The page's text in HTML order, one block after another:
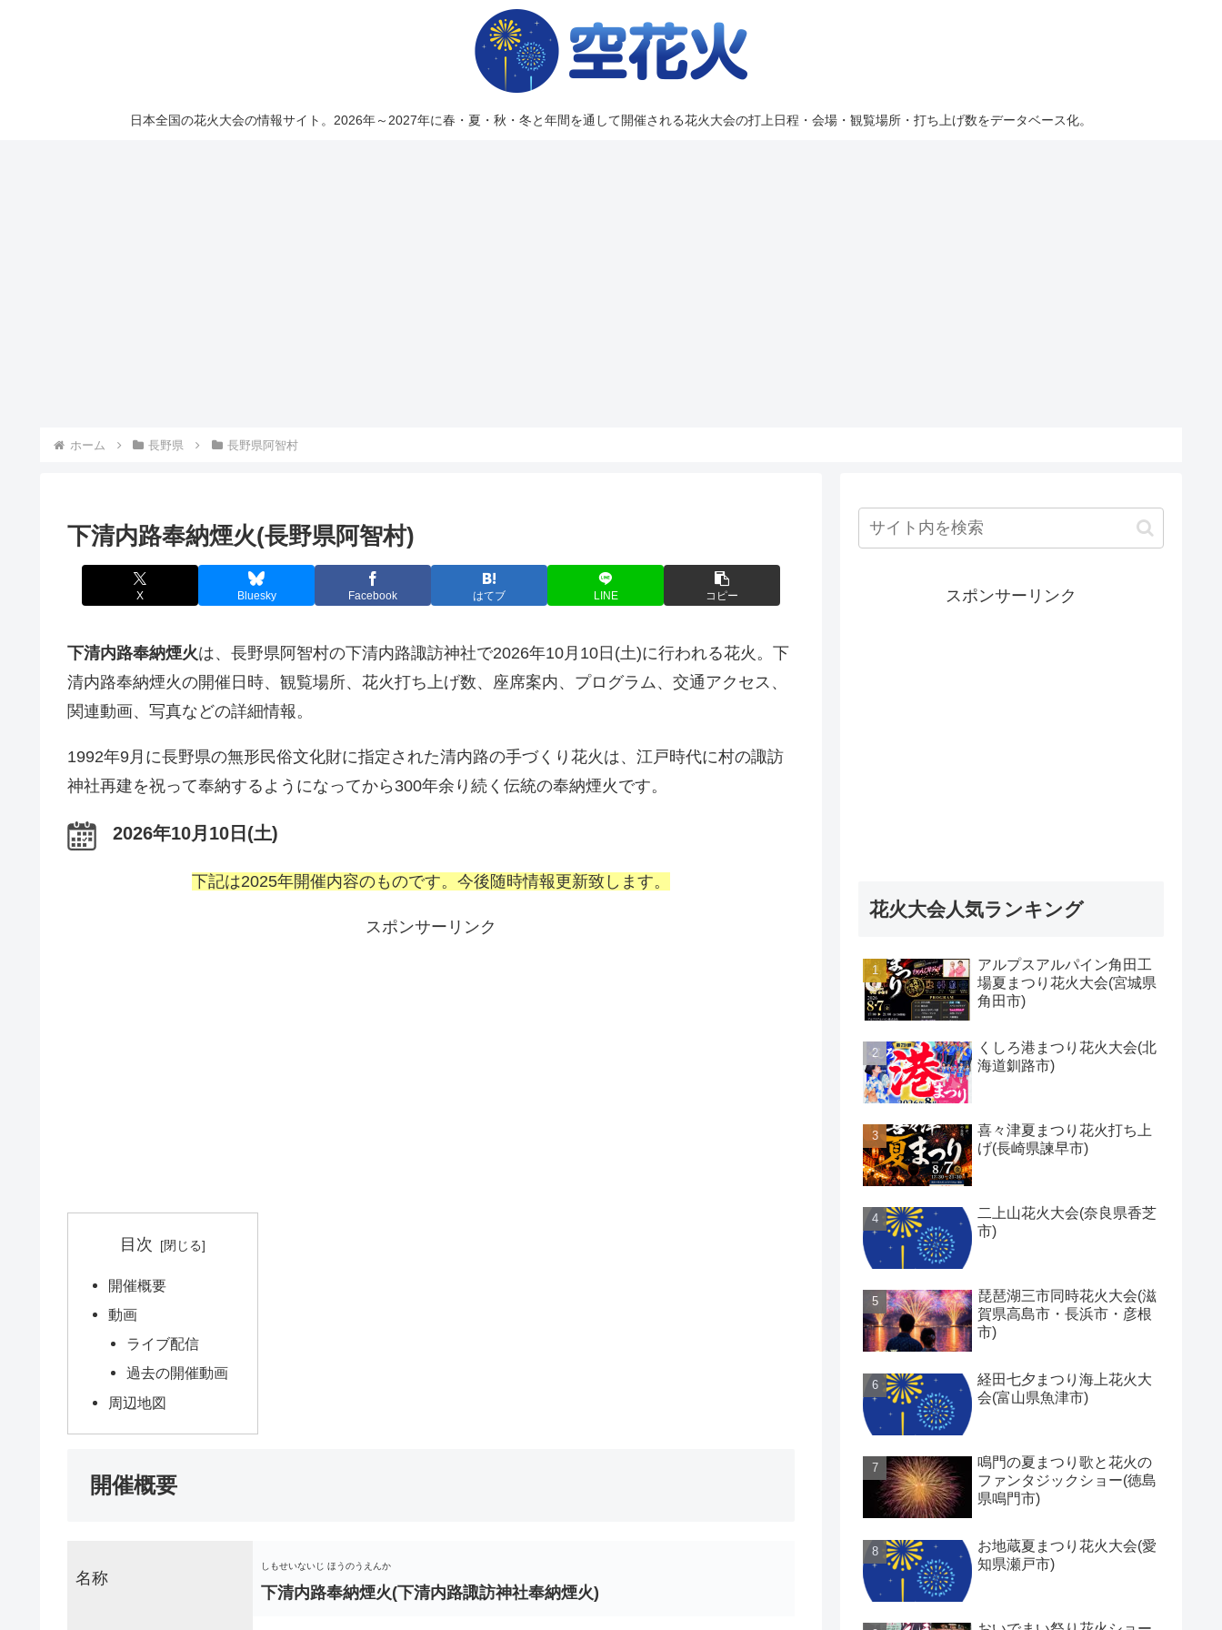
日本全国の花火大会の情報サイト。2026年～2027年に春・夏・秋・冬と年間を通して開催される花火大会の打上日程・会場・観覧場所・打ち上げ数をデータベース化。
ホーム 長野県 長野県阿智村
下清内路奉納煙火(長野県阿智村)
X Bluesky Facebook はてブ LINE コピー
下清内路奉納煙火は、長野県阿智村の下清内路諏訪神社で2026年10月10日(土)に行われる花火。下
清内路奉納煙火の開催日時、観覧場所、花火打ち上げ数、座席案内、プログラム、交通アクセス、
関連動画、写真などの詳細情報。
1992年9月に長野県の無形民俗文化財に指定された清内路の手づくり花火は、江戸時代に村の諏訪
神社再建を祝って奉納するようになってから300年余り続く伝統の奉納煙火です。
2026年10月10日(土)
下記は2025年開催内容のものです。今後随時情報更新致します。
スポンサーリンク
目次
開催概要
動画
ライブ配信
過去の開催動画
周辺地図
開催概要
名称
しもせいないじ ほうのうえんか
下清内路奉納煙火(下清内路諏訪神社奉納煙火)
スポンサーリンク
花火大会人気ランキング
アルプスアルパイン角田工
場夏まつり花火大会(宮城県
角田市)
くしろ港まつり花火大会(北
海道釧路市)
喜々津夏まつり花火打ち上
げ(長崎県諫早市)
二上山花火大会(奈良県香芝
市)
琵琶湖三市同時花火大会(滋
賀県高島市・長浜市・彦根
市)
経田七夕まつり海上花火大
会(富山県魚津市)
鳴門の夏まつり歌と花火の
ファンタジックショー(徳島
県鳴門市)
お地蔵夏まつり花火大会(愛
知県瀬戸市)